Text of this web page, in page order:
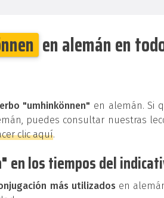
en alemán en
"umhinkönnen" en alemán. Si
puedes consultar nuestras
clic aquí.
en los tiempos del
más utilizados en